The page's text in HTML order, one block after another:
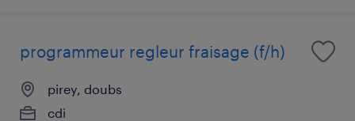
programmeur regleur fraisage (f/h)
pirey, doubs
cdi